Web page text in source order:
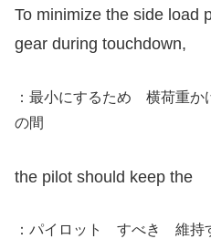
To minimize the side load
gear during touchdown,
：最小にするため 横荷重
の間
the pilot should keep the
：パイロット すべき 維持